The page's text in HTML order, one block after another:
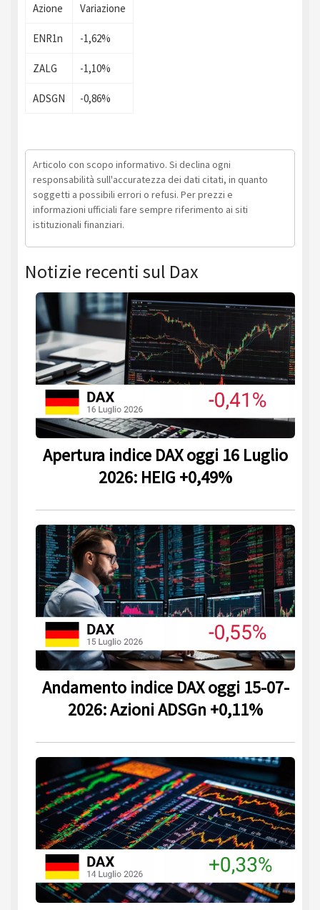
Azione Variazione
ENR1n -1,62%
ZALG -1,10%
ADSGN -0,86%
Articolo con scopo informativo. Si declina ogni
responsabilità sull'accuratezza dei dati citati, in quanto
soggetti a possibili errori o refusi. Per prezzi e
informazioni ufficiali fare sempre riferimento ai siti
istituzionali finanziari.
Notizie recenti sul Dax
Apertura indice DAX oggi 16 Luglio
2026: HEIG +0,49%
Andamento indice DAX oggi 15-07-
2026: Azioni ADSGn +0,11%